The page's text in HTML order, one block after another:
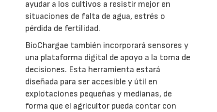
ayudar a los cultivos a resistir mejor en
situaciones de falta de agua, estrés o
pérdida de fertilidad.
BioChargae también incorporará sensores y
una plataforma digital de apoyo a la toma de
decisiones. Esta herramienta estará
diseñada para ser accesible y útil en
explotaciones pequeñas y medianas, de
forma que el agricultor pueda contar con